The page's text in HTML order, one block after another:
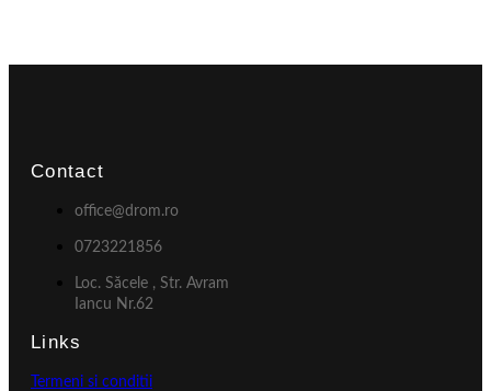
Contact
office@drom.ro
0723221856
Loc. Săcele , Str. Avram
Iancu Nr.62
Links
Termeni si conditii